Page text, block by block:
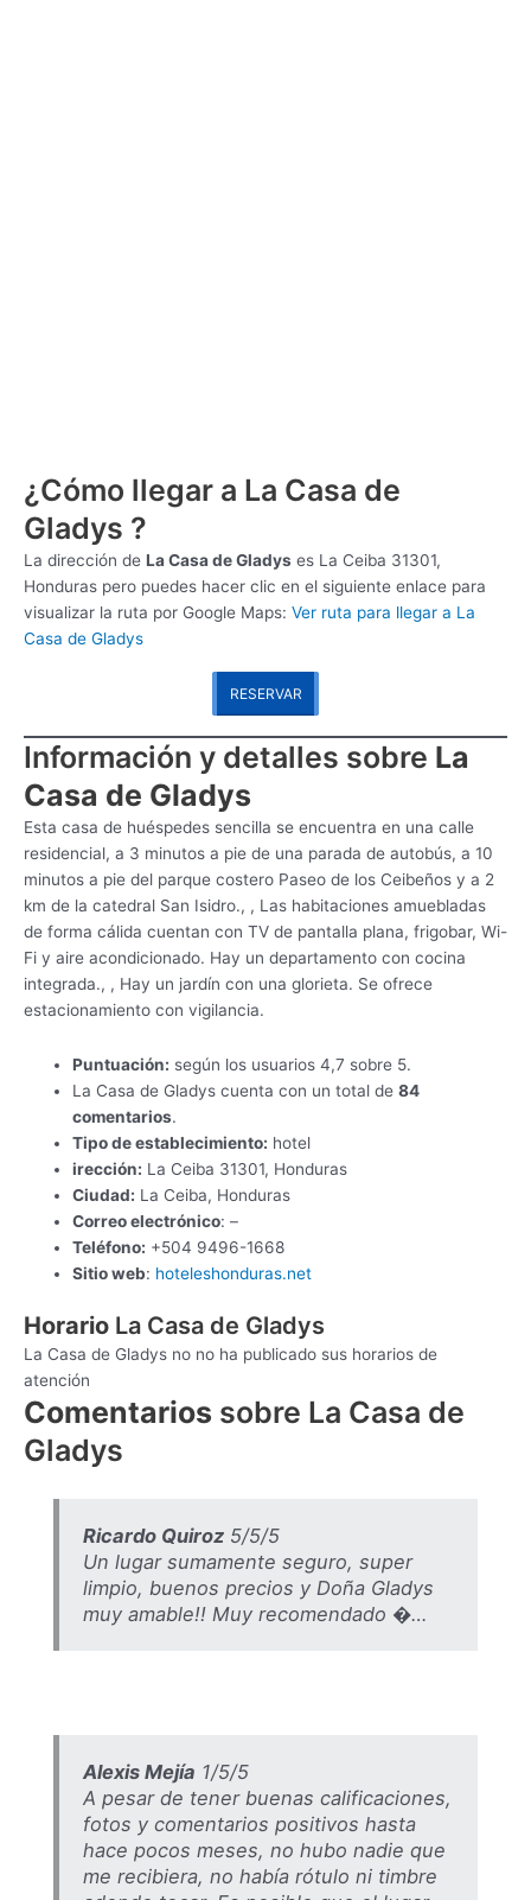
¿Cómo llegar a La Casa de
Gladys ?
La dirección de La Casa de Gladys es La Ceiba 31301,
Honduras pero puedes hacer clic en el siguiente enlace para
visualizar la ruta por Google Maps: Ver ruta para llegar a La
Casa de Gladys
RESERVAR
Información y detalles sobre La
Casa de Gladys
Esta casa de huéspedes sencilla se encuentra en una calle
residencial, a 3 minutos a pie de una parada de autobús, a 10
minutos a pie del parque costero Paseo de los Ceibeños y a 2
km de la catedral San Isidro., , Las habitaciones amuebladas
de forma cálida cuentan con TV de pantalla plana, frigobar, Wi-
Fi y aire acondicionado. Hay un departamento con cocina
integrada., , Hay un jardín con una glorieta. Se ofrece
estacionamiento con vigilancia.
Puntuación: según los usuarios 4,7 sobre 5.
La Casa de Gladys cuenta con un total de84
comentarios.
Tipo de establecimiento: hotel
irección: La Ceiba 31301, Honduras
Ciudad: La Ceiba, Honduras
Correo electrónico: –
Teléfono: +504 9496-1668
Sitio web: hoteleshonduras.net
Horario La Casa de Gladys
La Casa de Gladys no no ha publicado sus horarios de
atención
Comentarios sobre La Casa de
Gladys
Ricardo Quiroz5/5/5
Un lugar sumamente seguro, super
limpio, buenos precios y Doña Gladys
muy amable!! Muy recomendado �…
Alexis Mejía 1/5/5
A pesar de tener buenas calificaciones,
fotos y comentarios positivos hasta
hace pocos meses, no hubo nadie que
me recibiera, no había rótulo ni timbre